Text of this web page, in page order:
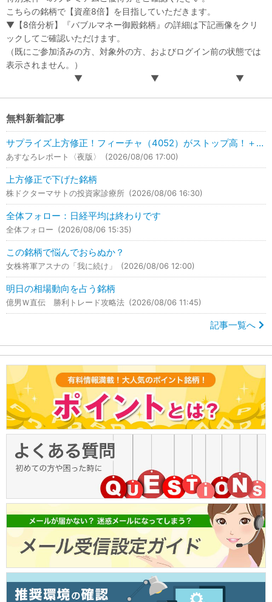
こちらの銘柄で【資産8倍】を目指していただきます。
▼【8倍分析】『バブルマネー御殿銘柄』の詳細は下記画像をクリ
ックしてご確認いただけます。
（既にご参加済みの方、対象外の方、およびログイン前の状態では
表示されません。）
▼ ▼ ▼
無料新着記事
サプライズ上方修正！フィーチャ（4052）がストップ高！＋49.35％UP！
あすなろレポート〈夜版〉 (2026/08/06 17:00)
上方修正で下げた銘柄
株ドクターマサトの投資家診療所 (2026/08/06 16:30)
全体フォロー：日経平均は終わりです
全体フォロー (2026/08/06 15:35)
この銘柄で悩んでおらぬか？
女株将軍アスナの「我に続け」 (2026/08/06 12:00)
明日の相場動向を占う銘柄
億男Ｗ直伝 勝利トレード攻略法 (2026/08/06 11:45)
記事一覧へ